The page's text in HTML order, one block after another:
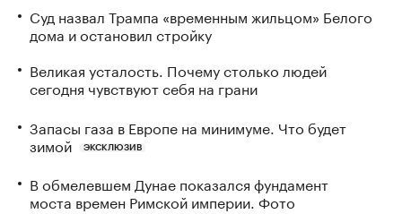
Суд назвал Трампа «временным жильцом» Белого
дома и остановил стройку
Великая усталость. Почему столько людей
сегодня чувствуют себя на грани
Запасы газа в Европе на минимуме. Что будет
зимой
ЭКСКЛЮЗИВ
В обмелевшем Дунае показался фундамент
моста времен Римской империи. Фото